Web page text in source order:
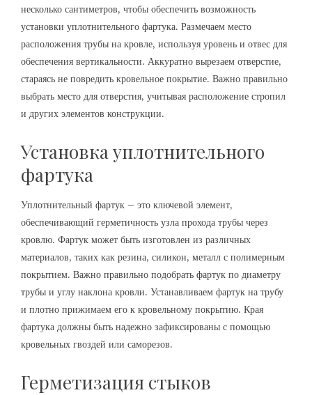
несколько сантиметров, чтобы обеспечить возможность
установки уплотнительного фартука. Размечаем место
расположения трубы на кровле, используя уровень и отвес для
обеспечения вертикальности. Аккуратно вырезаем отверстие,
стараясь не повредить кровельное покрытие. Важно правильно
выбрать место для отверстия, учитывая расположение стропил
и других элементов конструкции.
Установка уплотнительного
фартука
Уплотнительный фартук – это ключевой элемент,
обеспечивающий герметичность узла прохода трубы через
кровлю. Фартук может быть изготовлен из различных
материалов, таких как резина, силикон, металл с полимерным
покрытием. Важно правильно подобрать фартук по диаметру
трубы и углу наклона кровли. Устанавливаем фартук на трубу
и плотно прижимаем его к кровельному покрытию. Края
фартука должны быть надежно зафиксированы с помощью
кровельных гвоздей или саморезов.
Герметизация стыков